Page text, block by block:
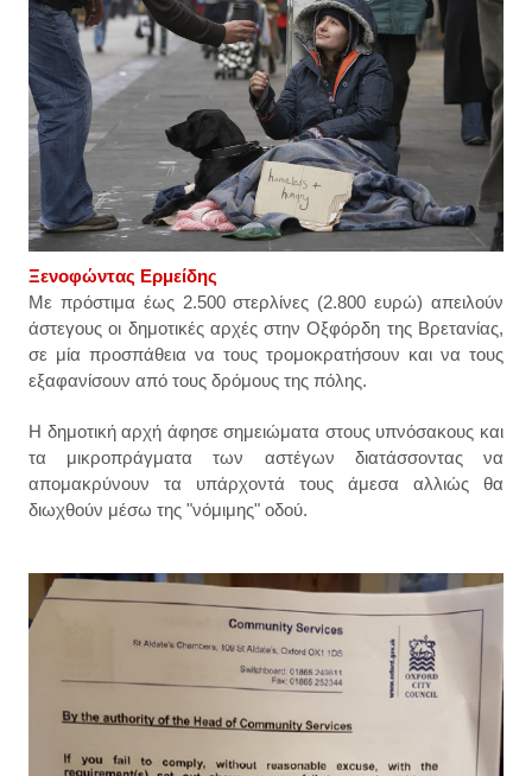
Ξενοφώντας Ερμείδης
Με πρόστιμα έως 2.500 στερλίνες (2.800 ευρώ) απειλούν
άστεγους οι δημοτικές αρχές στην Οξφόρδη της Βρετανίας,
σε μία προσπάθεια να τους τρομοκρατήσουν και να τους
εξαφανίσουν από τους δρόμους της πόλης.
Η δημοτική αρχή άφησε σημειώματα στους υπνόσακους και
τα μικροπράγματα των αστέγων διατάσσοντας να
απομακρύνουν τα υπάρχοντά τους άμεσα αλλιώς θα
διωχθούν μέσω της "νόμιμης" οδού.